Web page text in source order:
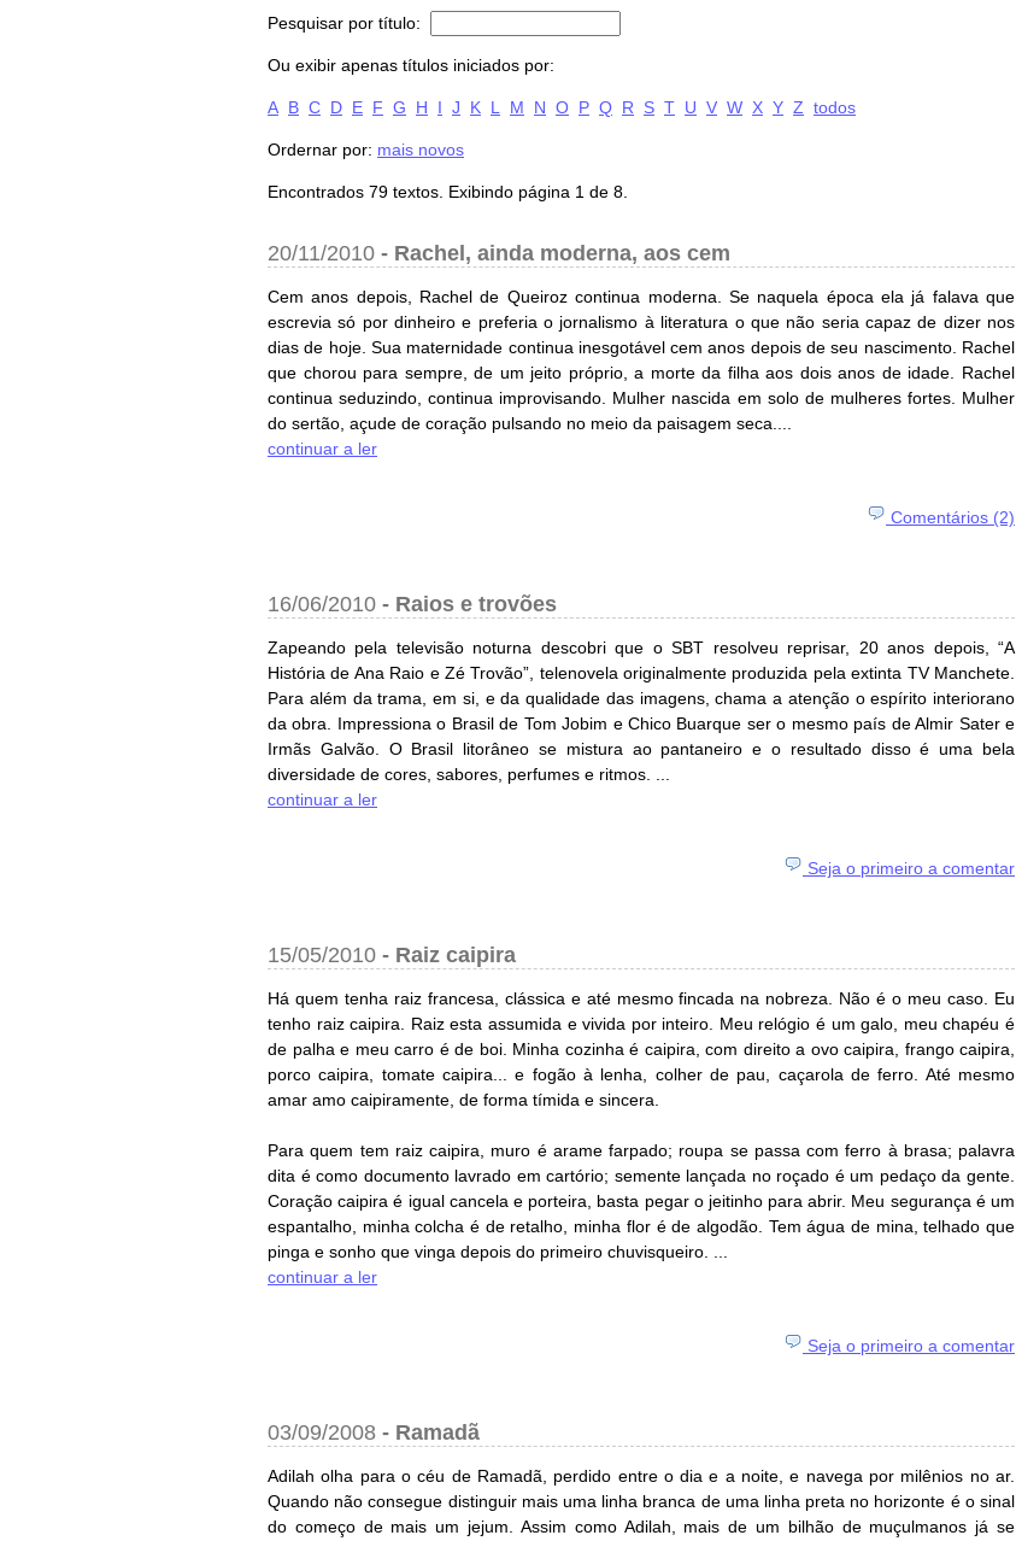
Pesquisar por título:
Ou exibir apenas títulos iniciados por:
A B C D E F G H I J K L M N O P Q R S T U V W X Y Z todos
Ordernar por: mais novos
Encontrados 79 textos. Exibindo página 1 de 8.
20/11/2010 - Rachel, ainda moderna, aos cem
Cem anos depois, Rachel de Queiroz continua moderna. Se naquela época ela já falava que
escrevia só por dinheiro e preferia o jornalismo à literatura o que não seria capaz de dizer nos
dias de hoje. Sua maternidade continua inesgotável cem anos depois de seu nascimento. Rachel
que chorou para sempre, de um jeito próprio, a morte da filha aos dois anos de idade. Rachel
continua seduzindo, continua improvisando. Mulher nascida em solo de mulheres fortes. Mulher
do sertão, açude de coração pulsando no meio da paisagem seca....
continuar a ler
Comentários (2)
16/06/2010 - Raios e trovões
Zapeando pela televisão noturna descobri que o SBT resolveu reprisar, 20 anos depois, “A
História de Ana Raio e Zé Trovão”, telenovela originalmente produzida pela extinta TV Manchete.
Para além da trama, em si, e da qualidade das imagens, chama a atenção o espírito interiorano
da obra. Impressiona o Brasil de Tom Jobim e Chico Buarque ser o mesmo país de Almir Sater e
Irmãs Galvão. O Brasil litorâneo se mistura ao pantaneiro e o resultado disso é uma bela
diversidade de cores, sabores, perfumes e ritmos. ...
continuar a ler
Seja o primeiro a comentar
15/05/2010 - Raiz caipira
Há quem tenha raiz francesa, clássica e até mesmo fincada na nobreza. Não é o meu caso. Eu
tenho raiz caipira. Raiz esta assumida e vivida por inteiro. Meu relógio é um galo, meu chapéu é
de palha e meu carro é de boi. Minha cozinha é caipira, com direito a ovo caipira, frango caipira,
porco caipira, tomate caipira... e fogão à lenha, colher de pau, caçarola de ferro. Até mesmo
amar amo caipiramente, de forma tímida e sincera.
Para quem tem raiz caipira, muro é arame farpado; roupa se passa com ferro à brasa; palavra
dita é como documento lavrado em cartório; semente lançada no roçado é um pedaço da gente.
Coração caipira é igual cancela e porteira, basta pegar o jeitinho para abrir. Meu segurança é um
espantalho, minha colcha é de retalho, minha flor é de algodão. Tem água de mina, telhado que
pinga e sonho que vinga depois do primeiro chuvisqueiro. ...
continuar a ler
Seja o primeiro a comentar
03/09/2008 - Ramadã
Adilah olha para o céu de Ramadã, perdido entre o dia e a noite, e navega por milênios no ar.
Quando não consegue distinguir mais uma linha branca de uma linha preta no horizonte é o sinal
do começo de mais um jejum. Assim como Adilah, mais de um bilhão de muçulmanos já se